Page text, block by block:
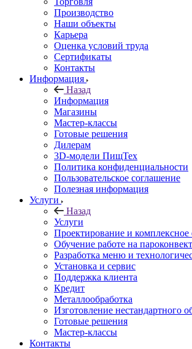
Производство
Наши объекты
Карьера
Оценка условий труда
Сертификаты
Контакты
Информация
Назад
Информация
Магазины
Мастер-классы
Готовые решения
Дилерам
3D-модели ПищТех
Политика конфиденциальности
Пользовательское соглашение
Полезная информация
Услуги
Назад
Услуги
Проектирование и
Обучение работе на
Разработка меню и
Установка и сервис
Поддержка клиента
Кредит
Металлообработка
Изготовление нестандартного
Готовые решения
Мастер-классы
Контакты